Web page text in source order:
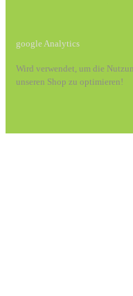
google Analytics
Wird verwendet, um die
unseren Shop zu optimieren!